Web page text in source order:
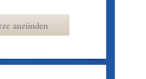
anzünden